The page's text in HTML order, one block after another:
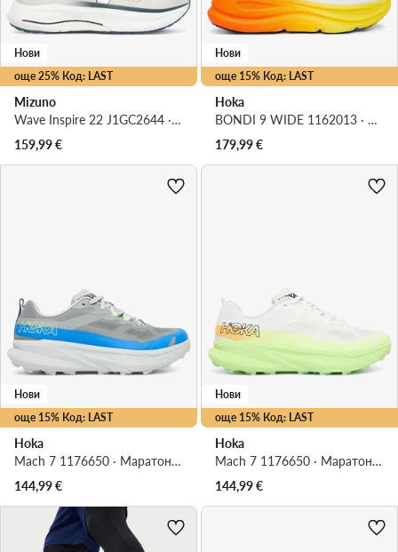
още 25% Код: LAST
Нови
Mizuno
Wave Inspire 22 J1GC2644 · Маратонки за бягане
159,99€
още 15% Код: LAST
Нови
Hoka
BONDI 9 WIDE 1162013 · Маратонки за бягане
179,99€
още 15% Код: LAST
Нови
Hoka
Mach 7 1176650 · Маратонки за бягане
144,99€
още 15% Код: LAST
Нови
Hoka
Mach 7 1176650 · Маратонки за бягане
144,99€